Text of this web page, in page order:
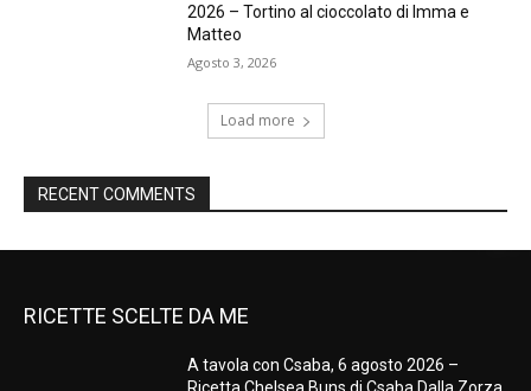
2026 – Tortino al cioccolato di Imma e
Matteo
Agosto 3, 2026
Load more
RECENT COMMENTS
RICETTE SCELTE DA ME
A tavola con Csaba, 6 agosto 2026 –